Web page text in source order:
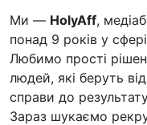
Ми — HolyAff,
понад 9 років у
Любимо прості
людей, які беруть
справи до
Зараз шукаємо